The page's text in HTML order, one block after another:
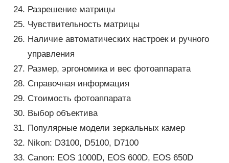
Разрешение матрицы
Чувствительность матрицы
Наличие автоматических настроек и ручного
управления
Размер, эргономика и вес фотоаппарата
Справочная информация
Стоимость фотоаппарата
Выбор объектива
Популярные модели зеркальных камер
Nikon: D3100, D5100, D7100
Canon: EOS 1000D, EOS 600D, EOS 650D